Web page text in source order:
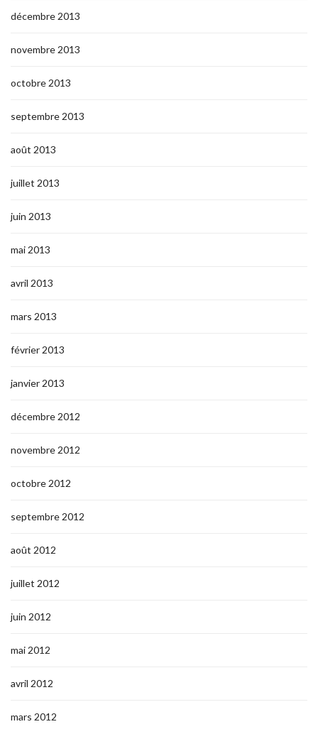
décembre 2013
novembre 2013
octobre 2013
septembre 2013
août 2013
juillet 2013
juin 2013
mai 2013
avril 2013
mars 2013
février 2013
janvier 2013
décembre 2012
novembre 2012
octobre 2012
septembre 2012
août 2012
juillet 2012
juin 2012
mai 2012
avril 2012
mars 2012